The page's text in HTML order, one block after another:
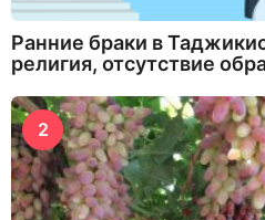
Ранние браки в
религия, отсутствие
2